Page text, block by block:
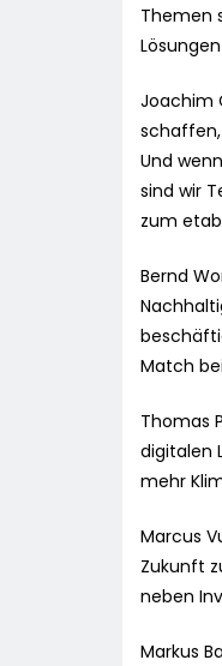
Themen
Joachim
Und
sind wir
zum
Bernd
Match
Thomas
digitalen
mehr
Marcus
Zukunft
neben
Markus